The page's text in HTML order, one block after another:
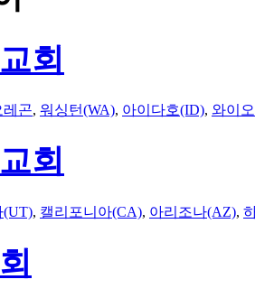
회
레곤, 워싱턴(WA), 아이다호(ID), 와이
회
(UT), 캘리포니아(CA), 아리조나(AZ),